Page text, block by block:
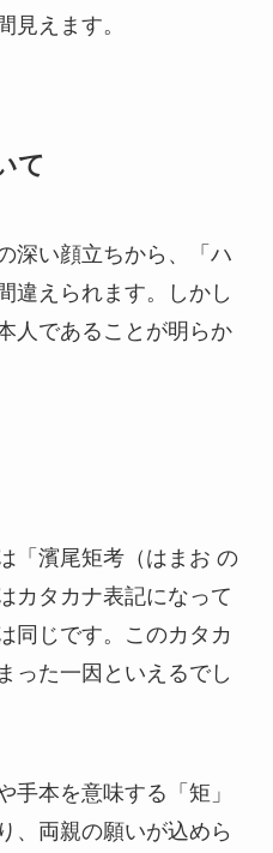
見えます。
て
深い顔立ちから、「ハ
違えられます。しかし
人であることが明らか
「濱尾矩考（はまお の
カタカナ表記になって
同じです。このカタカ
った一因といえるでし
手本を意味する「矩」
、両親の願いが込めら